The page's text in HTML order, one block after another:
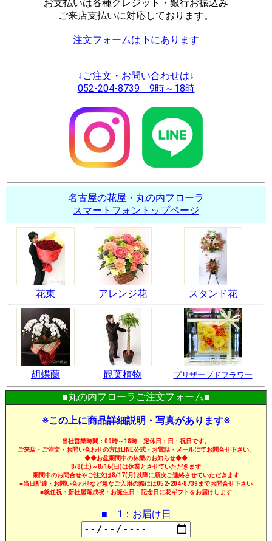
お支払いは各種クレジット・銀行お振込み
ご来店支払いに対応しております。
注文フォームは下にあります
↓ご注文・お問い合わせは↓
052-204-8739 9時～18時
名古屋の花屋・丸の内フローラ
スマートフォントップページ
花束 アレンジ花 スタンド花
胡蝶蘭 観葉植物 プリザーブドフラワー
■丸の内フローラご注文フォーム■
※この上に商品詳細説明・写真があります※
当社営業時間：09時～18時 定休日：日・祝日です。
ご来店・ご注文・お問い合わせの方はLINE公式・お電話・メールにてお問合せ下さい。
◆◆お盆期間中の休業のお知らせ◆◆
8/8(土)～8/16(日)は休業とさせていただきます
期間中のお問合せやご注文は8/17(月)以降に順次ご連絡させていただきます
■当日配達・お問い合わせなど急なご入用の際には052-204-8739までお問合せ下さい
■就任祝・新社屋落成祝・お誕生日・記念日に花ギフトをお届けします
■ 1：お届け日